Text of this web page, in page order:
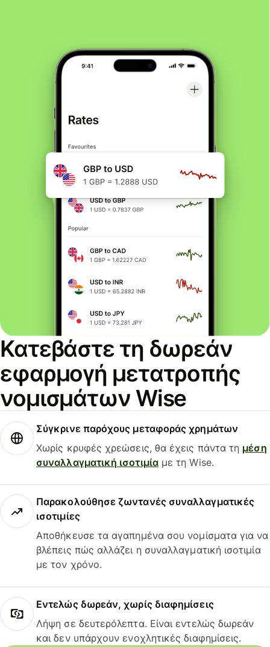
Κατεβάστε τη δωρεάν
εφαρμογή μετατροπής
νομισμάτων Wise
Σύγκρινε παρόχους μεταφοράς χρημάτων
Χωρίς κρυφές χρεώσεις, θα έχεις πάντα τη μέση
συναλλαγματική ισοτιμίαμε τη Wise.
Παρακολούθησε ζωντανές συναλλαγματικές
ισοτιμίες
Αποθήκευσε τα αγαπημένα σου νομίσματα για να
βλέπεις πώς αλλάζει η συναλλαγματική ισοτιμία
με τον χρόνο.
Εντελώς δωρεάν, χωρίς διαφημίσεις
Λήψη σε δευτερόλεπτα. Είναι εντελώς δωρεάν
και δεν υπάρχουν ενοχλητικές διαφημίσεις.